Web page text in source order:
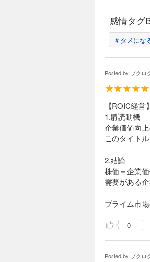
感情タグ
＃タメにな
Posted by ブクロ
【ROIC経営】
1.購読動機
企業価値向上
このタイト
2.結論
株価＝企業
需要がある
プライム市
0
Posted by ブクロ